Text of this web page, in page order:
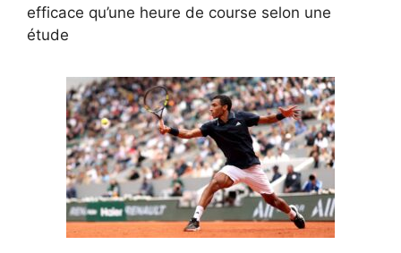
efficace qu’une heure de course selon une
étude